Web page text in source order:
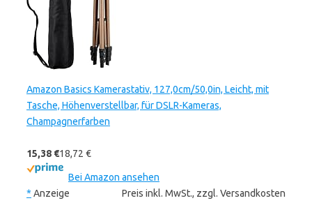
Amazon Basics Kamerastativ, 127,0cm/50,0in, Leicht, mit
Tasche, Höhenverstellbar, für DSLR-Kameras,
Champagnerfarben
15,38 €18,72 €
Bei Amazon ansehen
* Anzeige
Preis inkl. MwSt., zzgl. Versandkosten